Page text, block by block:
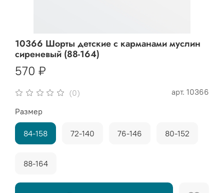
(0) арт. 10366
10366 Шорты детские с карманами муслин
сиреневый (88-164)
570 ₽
Размер
84-158 72-140 76-146 80-152
88-164